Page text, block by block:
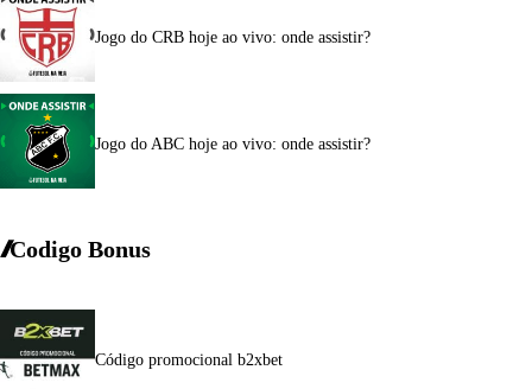
Jogo do CRB hoje ao vivo: onde assistir?
Jogo do ABC hoje ao vivo: onde assistir?
Codigo Bonus
Código promocional b2xbet